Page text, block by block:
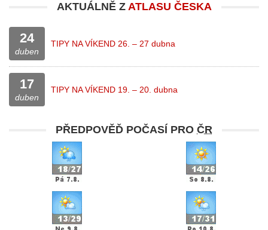
AKTUÁLNĚ Z ATLASU ČESKA
24
duben
TIPY NA VÍKEND 26. – 27 dubna
17
duben
TIPY NA VÍKEND 19. – 20. dubna
PŘEDPOVĚĎ POČASÍ PRO ČR